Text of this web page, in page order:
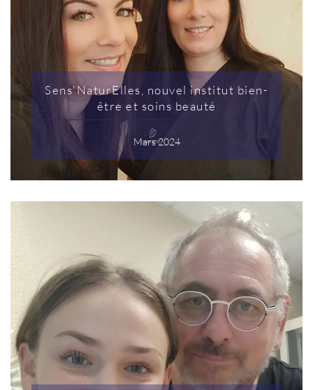
Sens'NaturElles, nouvel institut bien-
être et soins beauté
Mars 2024